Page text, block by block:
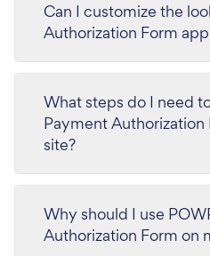
Can I customize the
Authorization Form
What steps do I need
Payment
site?
Why should I use
Authorization Form on